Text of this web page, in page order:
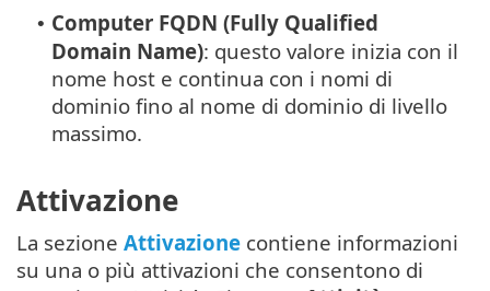
• Computer FQDN (Fully Qualified
Domain Name): questo valore inizia con il
nome host e continua con i nomi di
dominio fino al nome di dominio di livello
massimo.
Attivazione
La sezione Attivazione contiene informazioni
su una o più attivazioni che consentono di